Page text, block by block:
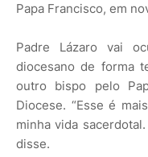
Papa Francisco, em
Padre Lázaro vai
diocesano de forma
outro bispo pelo
Diocese. “Esse é
minha vida
disse.